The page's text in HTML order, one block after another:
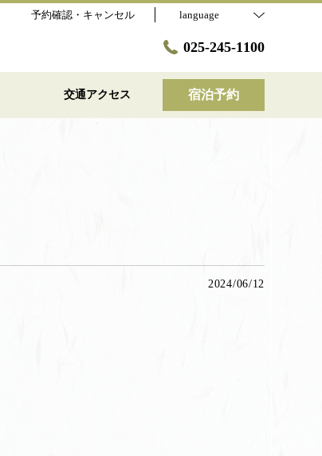
予約確認・キャンセル language
025-245-1100
交通アクセス 宿泊予約
2024/06/12